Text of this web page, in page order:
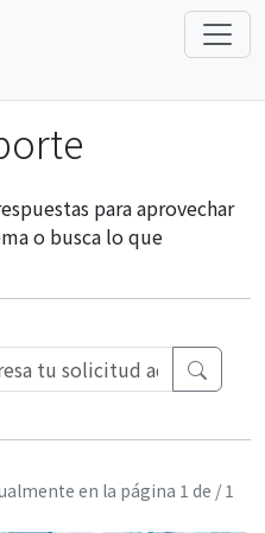
para aprovechar
o busca lo que
en la página 1 de / 1